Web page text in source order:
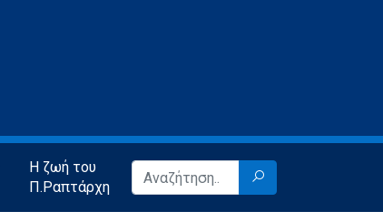
Η ζωή του
Π.Ραπτάρχη